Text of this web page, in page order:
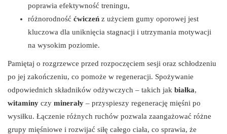
poprawia efektywność treningu,
różnorodność ćwiczeń z użyciem gumy oporowej jest
kluczowa dla uniknięcia stagnacji i utrzymania motywacji
na wysokim poziomie.
Pamiętaj o rozgrzewce przed rozpoczęciem sesji oraz schłodzeniu
po jej zakończeniu, co pomoże w regeneracji. Spożywanie
odpowiednich składników odżywczych – takich jak białka,
witaminy czy minerały – przyspieszy regenerację mięśni po
wysiłku. Łączenie różnych ruchów pozwala zaangażować różne
grupy mięśniowe i rozwijać siłę całego ciała, co sprawia, że